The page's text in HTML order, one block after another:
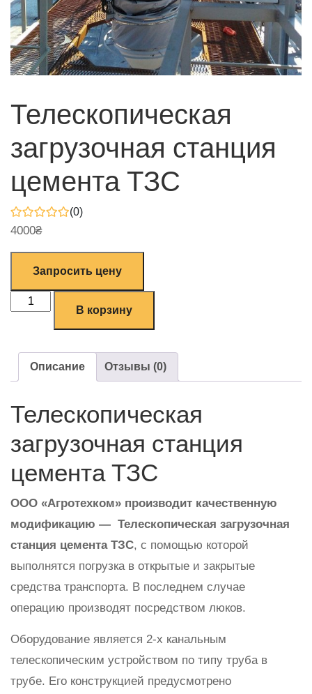
Телескопическая
загрузочная станция
цемента ТЗС
(0)
4000₴
Запросить цену
В корзину
Описание Отзывы (0)
Телескопическая
загрузочная станция
цемента ТЗС
ООО «Агротехком» производит качественную
модификацию — Телескопическая загрузочная
станция цемента ТЗС, с помощью которой
выполнятся погрузка в открытые и закрытые
средства транспорта. В последнем случае
операцию производят посредством люков.
Оборудование является 2-х канальным
телескопическим устройством по типу труба в
трубе. Его конструкцией предусмотрено